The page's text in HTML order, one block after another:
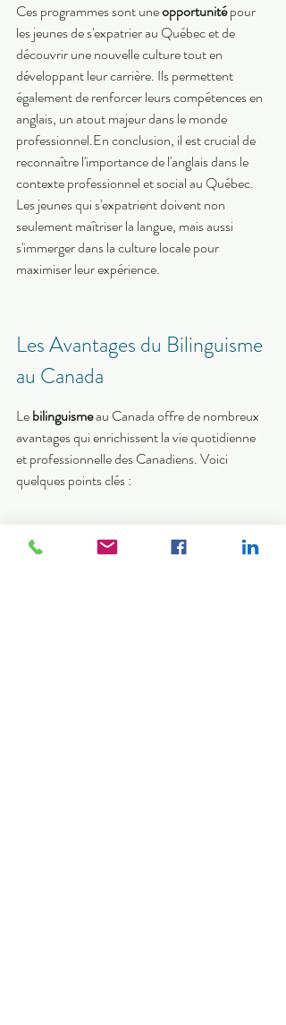
Ces programmes sont une opportunité pour
les jeunes de s'expatrier au Québec et de
découvrir une nouvelle culture tout en
développant leur carrière. Ils permettent
également de renforcer leurs compétences en
anglais, un atout majeur dans le monde
professionnel.En conclusion, il est crucial de
reconnaître l'importance de l'anglais dans le
contexte professionnel et social au Québec.
Les jeunes qui s'expatrient doivent non
seulement maîtriser la langue, mais aussi
s'immerger dans la culture locale pour
maximiser leur expérience.
Les Avantages du Bilinguisme
au Canada
Le bilinguisme au Canada offre de nombreux
avantages qui enrichissent la vie quotidienne
et professionnelle des Canadiens. Voici
quelques points clés :
Langues Officielles